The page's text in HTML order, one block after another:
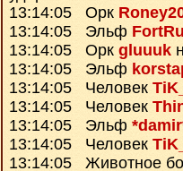
13:14:05 Орк
13:14:05 Эльф
13:14:05 Орк gluuuk
13:14:05 Эльф
13:14:05 Человек
13:14:05 Человек
13:14:05 Эльф
13:14:05 Человек
13:14:05 Животное